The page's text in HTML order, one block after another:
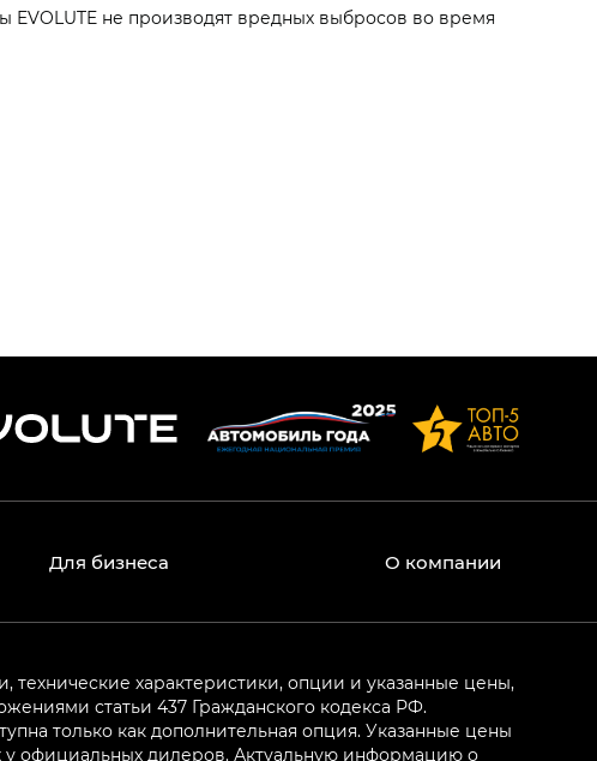
не производят вредных выбросов во время
Для бизнеса О компании
характеристики, опции и указанные цены,
статьи 437 Гражданского кодекса РФ.
только как дополнительная опция. Указанные цены
у официальных дилеров. Актуальную информацию о